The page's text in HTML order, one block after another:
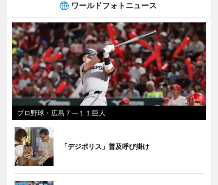
ワールドフォトニュース
プロ野球・広島７―１１巨人
「デジポリス」普及呼び掛け